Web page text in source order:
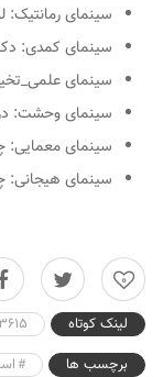
سینمای رمانتیک:
سینمای کمدی:
سینمای
سینمای وحشت:
سینمای معمایی:
سینمای هیجانی:
0
لینک کوتاه
برچسب ها